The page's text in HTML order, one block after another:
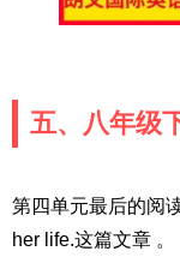
五、八年级
第四单元最后的阅
her life.这篇文章 。